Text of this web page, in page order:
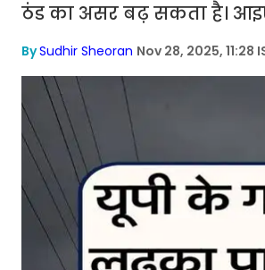
ठंड का असर बढ़ सकता है।
BySudhir Sheoran Nov 28, 2025, 11:28